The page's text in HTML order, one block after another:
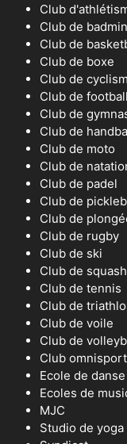
Club
Club de
Club de
Club de boxe
Club de
Club de football
Club de
Club de
Club de moto
Club de
Club de padel
Club de
Club de
Club de rugby
Club de ski
Club de squash
Club de tennis
Club de
Club de voile
Club de
Club
Ecole de danse
Ecoles de
MJC
Studio de yoga